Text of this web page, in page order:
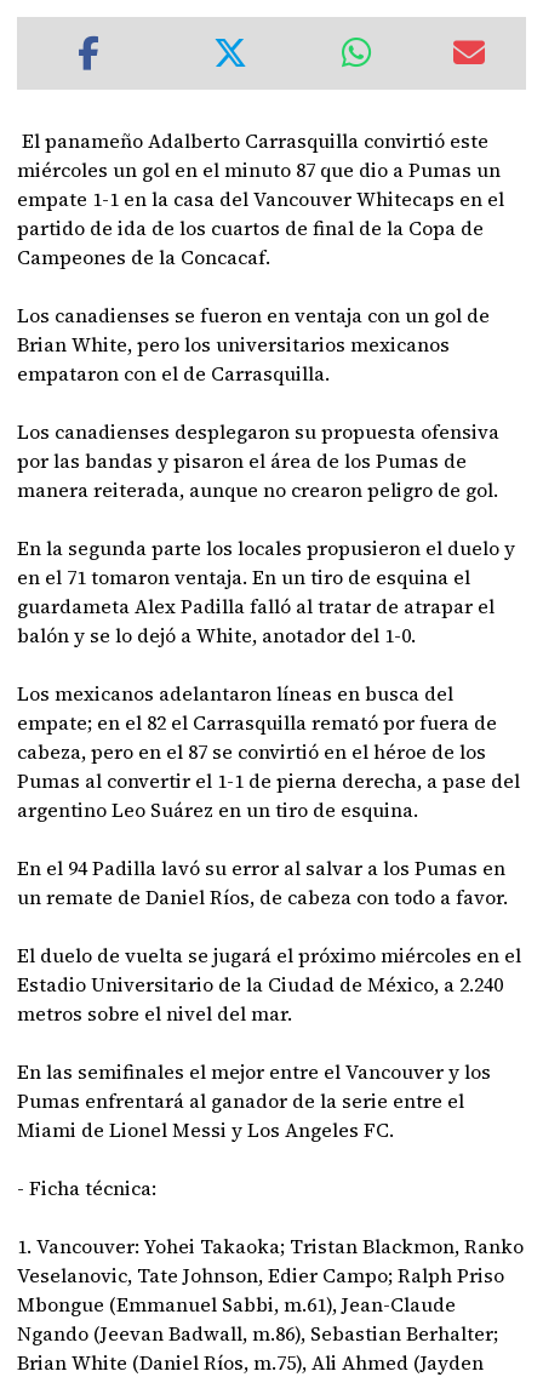
El panameño Adalberto Carrasquilla convirtió este
miércoles un gol en el minuto 87 que dio a Pumas un
empate 1-1 en la casa del Vancouver Whitecaps en el
partido de ida de los cuartos de final de la Copa de
Campeones de la Concacaf.
Los canadienses se fueron en ventaja con un gol de
Brian White, pero los universitarios mexicanos
empataron con el de Carrasquilla.
Los canadienses desplegaron su propuesta ofensiva
por las bandas y pisaron el área de los Pumas de
manera reiterada, aunque no crearon peligro de gol.
En la segunda parte los locales propusieron el duelo y
en el 71 tomaron ventaja. En un tiro de esquina el
guardameta Alex Padilla falló al tratar de atrapar el
balón y se lo dejó a White, anotador del 1-0.
Los mexicanos adelantaron líneas en busca del
empate; en el 82 el Carrasquilla remató por fuera de
cabeza, pero en el 87 se convirtió en el héroe de los
Pumas al convertir el 1-1 de pierna derecha, a pase del
argentino Leo Suárez en un tiro de esquina.
En el 94 Padilla lavó su error al salvar a los Pumas en
un remate de Daniel Ríos, de cabeza con todo a favor.
El duelo de vuelta se jugará el próximo miércoles en el
Estadio Universitario de la Ciudad de México, a 2.240
metros sobre el nivel del mar.
En las semifinales el mejor entre el Vancouver y los
Pumas enfrentará al ganador de la serie entre el
Miami de Lionel Messi y Los Angeles FC.
- Ficha técnica:
1. Vancouver: Yohei Takaoka; Tristan Blackmon, Ranko
Veselanovic, Tate Johnson, Edier Campo; Ralph Priso
Mbongue (Emmanuel Sabbi, m.61), Jean-Claude
Ngando (Jeevan Badwall, m.86), Sebastian Berhalter;
Brian White (Daniel Ríos, m.75), Ali Ahmed (Jayden